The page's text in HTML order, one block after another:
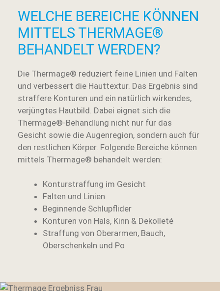
WELCHE BEREICHE KÖNNEN
MITTELS THERMAGE®
BEHANDELT WERDEN?
Die Thermage® reduziert feine Linien und Falten
und verbessert die Hauttextur. Das Ergebnis sind
straffere Konturen und ein natürlich wirkendes,
verjüngtes Hautbild. Dabei eignet sich die
Thermage®-Behandlung nicht nur für das
Gesicht sowie die Augenregion, sondern auch für
den restlichen Körper. Folgende Bereiche können
mittels Thermage® behandelt werden:
Konturstraffung im Gesicht
Falten und Linien
Beginnende Schlupflider
Konturen von Hals, Kinn & Dekolleté
Straffung von Oberarmen, Bauch,
Oberschenkeln und Po